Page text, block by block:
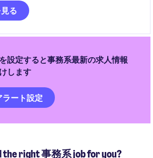
務をリードしてください。
る
設定すると事務系最新の求人情報
します
ラート設定
the right 事務系 job for you?